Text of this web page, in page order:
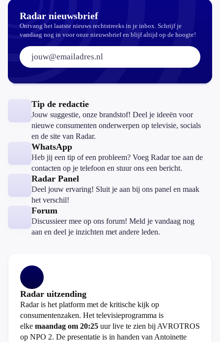
Radar nieuwsbrief
Ontvang het laatste nieuws rechtstreeks in je inbox. Schrijf je
vandaag nog in voor onze nieuwsbrief en blijf altijd op de hoogte!
E-mailadres:
Tip de redactie
Jouw suggestie, onze brandstof! Deel je ideeën voor
nieuwe consumenten onderwerpen op televisie, socials
en de site van Radar.
WhatsApp
Heb jij een tip of een probleem? Voeg Radar toe aan de
contacten op je telefoon en stuur ons een bericht.
Radar Panel
Deel jouw ervaring! Sluit je aan bij ons panel en maak
het verschil!
Forum
Discussieer mee op ons forum! Meld je vandaag nog
aan en deel je inzichten met andere leden.
Radar uitzending
Radar is het platform met de kritische kijk op
consumentenzaken. Het televisieprogramma is
elke maandag om 20:25 uur live te zien bij AVROTROS
op NPO 2. De presentatie is in handen van Antoinette